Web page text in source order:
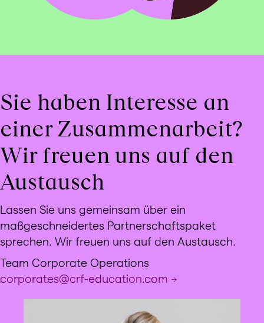
Sie haben Interesse an
einer Zusammenarbeit?
Wir freuen uns auf den
Austausch
Lassen Sie uns gemeinsam über ein
maßgeschneidertes Partnerschaftspaket
sprechen. Wir freuen uns auf den Austausch.
Team Corporate Operations
corporates@crf-education.com